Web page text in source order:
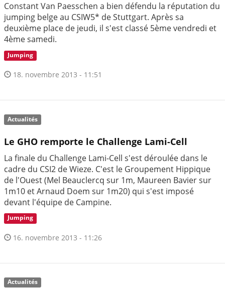
Constant Van Paesschen a bien défendu la réputation du
jumping belge au CSIW5* de Stuttgart. Après sa
deuxième place de jeudi, il s'est classé 5ème vendredi et
4ème samedi.
Jumping
18. novembre 2013 - 11:51
Actualités
Le GHO remporte le Challenge Lami-Cell
La finale du Challenge Lami-Cell s'est déroulée dans le
cadre du CSI2 de Wieze. C'est le Groupement Hippique
de l'Ouest (Mel Beauclercq sur 1m, Maureen Bavier sur
1m10 et Arnaud Doem sur 1m20) qui s'est imposé
devant l'équipe de Campine.
Jumping
16. novembre 2013 - 11:26
Actualités